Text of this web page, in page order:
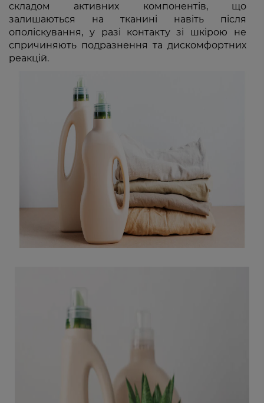
складом активних компонентів, що
залишаються на тканині навіть після
ополіскування, у разі контакту зі шкірою не
спричиняють подразнення та дискомфортних
реакцій.